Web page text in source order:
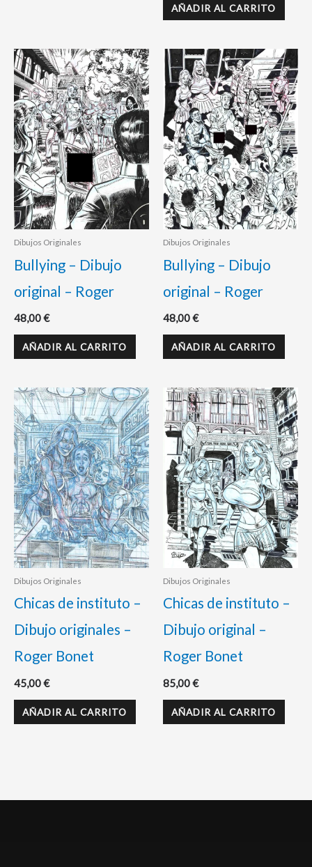
AÑADIR AL CARRITO
Dibujos Originales
Bullying – Dibujo
original – Roger
48,00€
AÑADIR AL CARRITO
Dibujos Originales
Bullying – Dibujo
original – Roger
48,00€
AÑADIR AL CARRITO
Dibujos Originales
Chicas de instituto –
Dibujo originales –
Roger Bonet
45,00€
AÑADIR AL CARRITO
Dibujos Originales
Chicas de instituto –
Dibujo original –
Roger Bonet
85,00€
AÑADIR AL CARRITO